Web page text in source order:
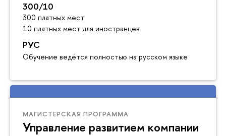
300/10
300 платных мест
10 платных мест для иностранцев
РУС
Обучение ведётся полностью на русском языке
МАГИСТЕРСКАЯ ПРОГРАММА
Управление развитием компании